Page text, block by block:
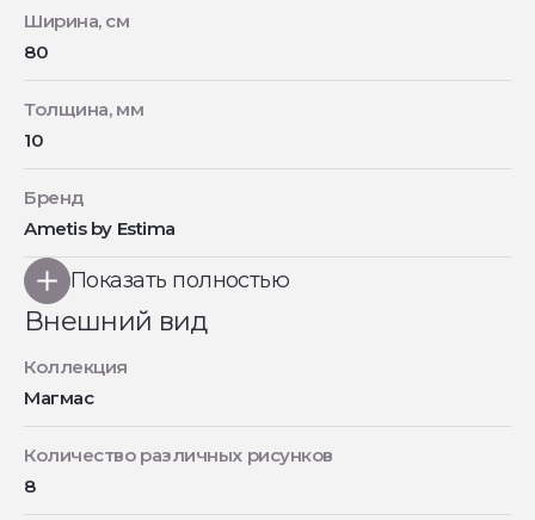
Ширина, см
80
Толщина, мм
10
Бренд
Ametis by Estima
Показать полностью
Внешний вид
Коллекция
Магмас
Количество различных рисунков
8